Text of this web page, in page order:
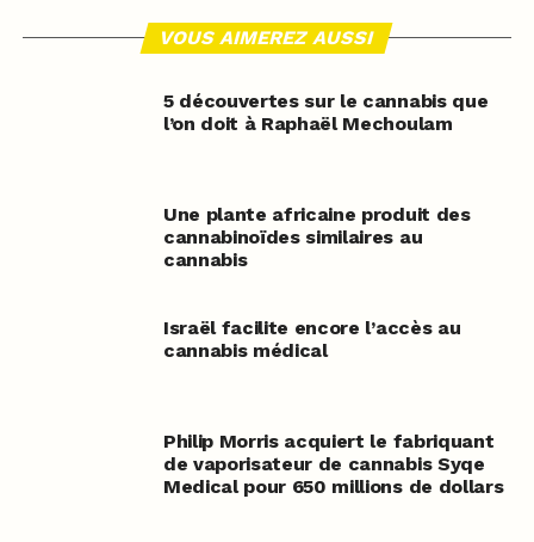
VOUS AIMEREZ AUSSI
5 découvertes sur le cannabis que
l’on doit à Raphaël Mechoulam
Une plante africaine produit des
cannabinoïdes similaires au
cannabis
Israël facilite encore l’accès au
cannabis médical
Philip Morris acquiert le fabriquant
de vaporisateur de cannabis Syqe
Medical pour 650 millions de dollars